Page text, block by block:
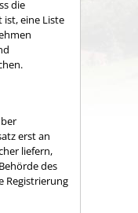
die
eine Liste
erst an
liefern,
des
Registrierung